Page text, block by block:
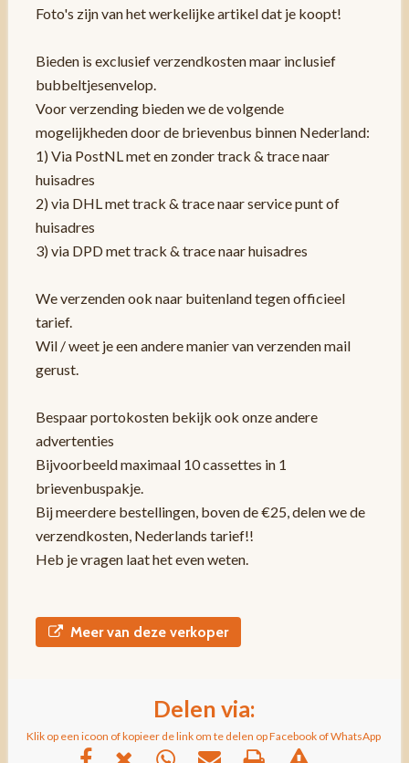
Foto's zijn van het werkelijke artikel dat je koopt!
Bieden is exclusief verzendkosten maar inclusief
bubbeltjesenvelop.
Voor verzending bieden we de volgende
mogelijkheden door de brievenbus binnen Nederland:
1) Via PostNL met en zonder track & trace naar
huisadres
2) via DHL met track & trace naar service punt of
huisadres
3) via DPD met track & trace naar huisadres
We verzenden ook naar buitenland tegen officieel
tarief.
Wil / weet je een andere manier van verzenden mail
gerust.
Bespaar portokosten bekijk ook onze andere
advertenties
Bijvoorbeeld maximaal 10 cassettes in 1
brievenbuspakje.
Bij meerdere bestellingen, boven de €25, delen we de
verzendkosten, Nederlands tarief!!
Heb je vragen laat het even weten.
Meer van deze verkoper
Delen via:
Klik op een icoon of kopieer de link om te delen op Facebook of WhatsApp